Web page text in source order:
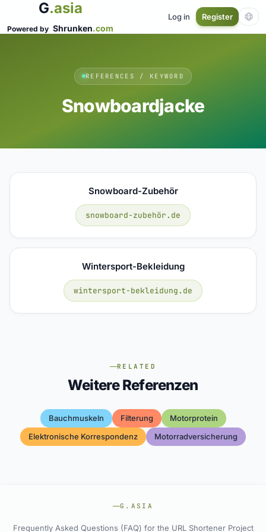
G.asia
Powered by Shrunken.com
Log in Register
REFERENCES / KEYWORD
Snowboardjacke
Snowboard-Zubehör
snowboard-zubehör.de
Wintersport-Bekleidung
wintersport-bekleidung.de
RELATED
Weitere Referenzen
Bauchmuskeln Filterung
Motorprotein
Elektronische Korrespondenz
Motorradversicherung
G.ASIA
Frequently Asked Questions (FAQ) for the URL Shortener Project